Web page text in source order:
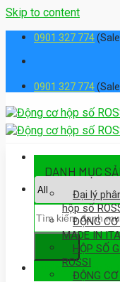
Skip to content
0901 327 774
0901 327 774
Assign a menu in
DANH MỤC
Đại lý
hộp số
ĐỘNG CƠ
MADE IN
HỘP SỐ
ROSSI
ĐỘNG